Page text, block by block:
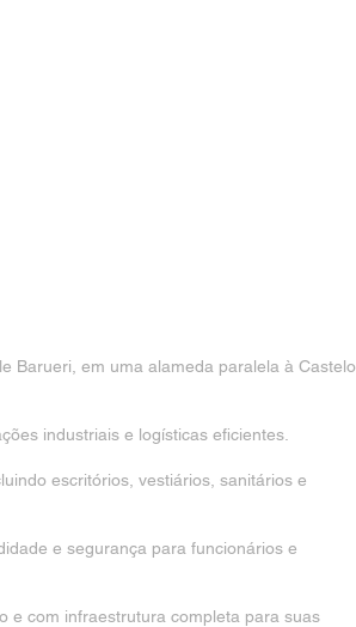
Barueri, em uma alameda paralela à Castelo
industriais e logísticas eficientes.
escritórios, vestiários, sanitários e
e segurança para funcionários e
e com infraestrutura completa para suas